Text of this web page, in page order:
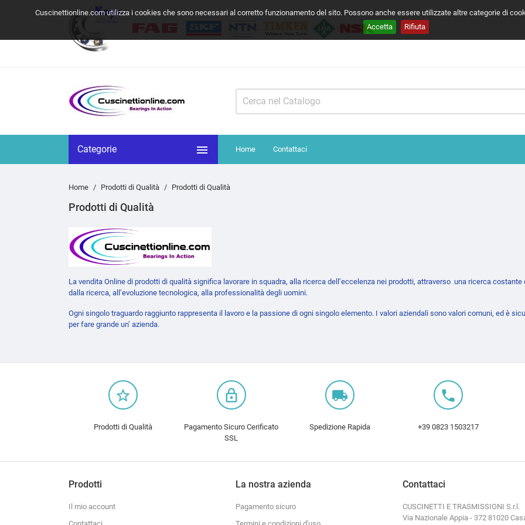
Cuscinettionline.com utilizza i cookies che sono necessari al corretto funzionamento del sito. Possono anche essere utilizzate altre categorie di
Accetta
Rifiuta
Categorie  Home Contattaci
Home Prodotti di Qualità Prodotti di Qualità
Prodotti di Qualità
La vendita Online di prodotti di qualità significa lavorare in squadra, alla ricerca dell’eccelenza nei prodotti, attraverso una ricerca
dalla ricerca, all’evoluzione tecnologica, alla professionalità degli uomini.
Ogni singolo traguardo raggiunto rappresenta il lavoro e la passione di ogni singolo elemento. I valori aziendali sono valori comuni, ed è
per fare grande un’ azienda.
star_border
Prodotti di Qualità
lock_outline
Pagamento Sicuro Cerificato
SSL
local_shipping
Spedizione Rapida
local_phone
+39 0823 1503217
Prodotti
Il mio account
La nostra azienda
Pagamento sicuro
Contattaci
CUSCINETTI E TRASMISSIONI S.r.l.
Via Nazionale Appia - 372 81020